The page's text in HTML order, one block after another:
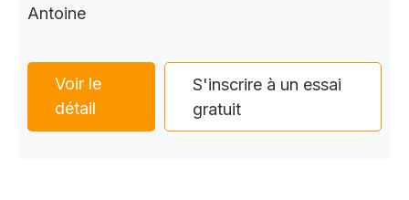
Antoine
Voir le
détail
S'inscrire à un essai
gratuit